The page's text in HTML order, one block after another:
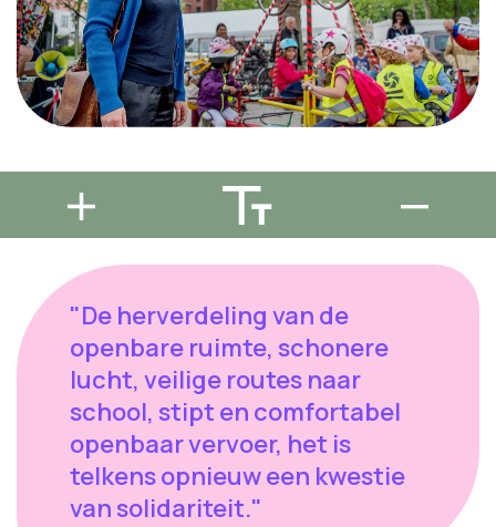
"De herverdeling van de
openbare ruimte, schonere
lucht, veilige routes naar
school, stipt en comfortabel
openbaar vervoer, het is
telkens opnieuw een kwestie
van solidariteit."